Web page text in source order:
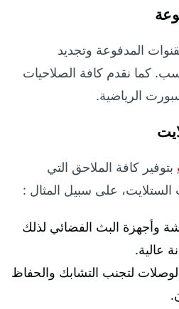
المدفوعة وتجديد
كما نقدم كافة الصلاحيات
الرياضية.
بتوفير كافة الملاحق التي
الستلايت، على سبيل المثال :
وأجهزة البث الفضائي لذلك
عالية.
لتجنب التشابك والحفاظ